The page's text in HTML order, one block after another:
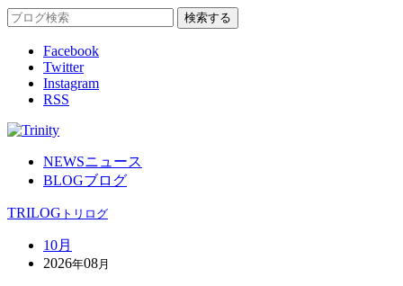
Facebook
Twitter
Instagram
RSS
NEWSニュース
BLOGブログ
TRILOG トリログ
10月
2026年08月